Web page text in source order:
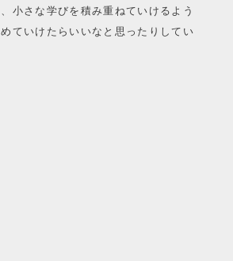
小さな学びを積み重ねていけるよう
ていけたらいいなと思ったりしてい